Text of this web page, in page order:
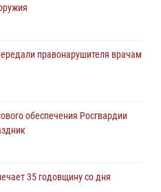
правонарушителя врачам
обеспечения Росгвардии
35 годовщину со дня